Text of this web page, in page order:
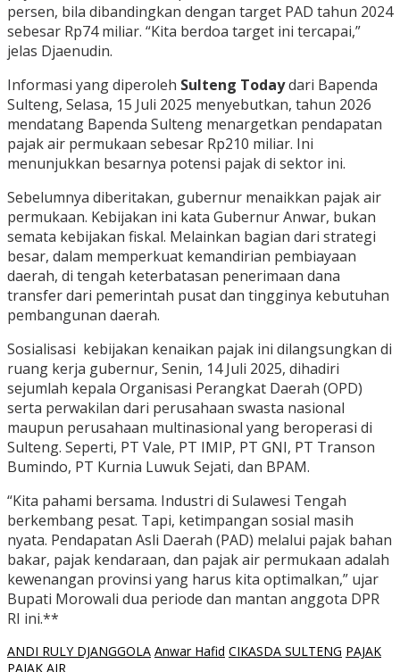
persen, bila dibandingkan dengan target PAD tahun 2024
sebesar Rp74 miliar. “Kita berdoa target ini tercapai,”
jelas Djaenudin.
Informasi yang diperoleh Sulteng Todaydari Bapenda
Sulteng, Selasa, 15 Juli 2025 menyebutkan, tahun 2026
mendatang Bapenda Sulteng menargetkan pendapatan
pajak air permukaan sebesar Rp210 miliar. Ini
menunjukkan besarnya potensi pajak di sektor ini.
Sebelumnya diberitakan, gubernur menaikkan pajak air
permukaan. Kebijakan ini kata Gubernur Anwar, bukan
semata kebijakan fiskal. Melainkan bagian dari strategi
besar, dalam memperkuat kemandirian pembiayaan
daerah, di tengah keterbatasan penerimaan dana
transfer dari pemerintah pusat dan tingginya kebutuhan
pembangunan daerah.
Sosialisasi kebijakan kenaikan pajak ini dilangsungkan di
ruang kerja gubernur, Senin, 14 Juli 2025, dihadiri
sejumlah kepala Organisasi Perangkat Daerah (OPD)
serta perwakilan dari perusahaan swasta nasional
maupun perusahaan multinasional yang beroperasi di
Sulteng. Seperti, PT Vale, PT IMIP, PT GNI, PT Transon
Bumindo, PT Kurnia Luwuk Sejati, dan BPAM.
“Kita pahami bersama. Industri di Sulawesi Tengah
berkembang pesat. Tapi, ketimpangan sosial masih
nyata. Pendapatan Asli Daerah (PAD) melalui pajak bahan
bakar, pajak kendaraan, dan pajak air permukaan adalah
kewenangan provinsi yang harus kita optimalkan,” ujar
Bupati Morowali dua periode dan mantan anggota DPR
RI ini.**
ANDI RULY DJANGGOLA Anwar Hafid CIKASDA SULTENG PAJAK
PAJAK AIR